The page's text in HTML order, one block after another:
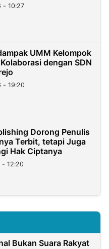
- 10:27
UMM Kelompok
dengan SDN
- 19:20
Dorong Penulis
Terbit, tetapi Juga
Hak Ciptanya
12:20
Bukan Suara Rakyat